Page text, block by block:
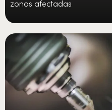
zonas afectadas